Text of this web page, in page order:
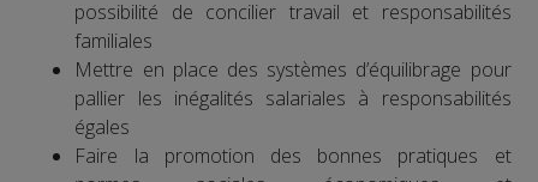
possibilité de concilier travail et responsabilités
familiales
Mettre en place des systèmes d’équilibrage pour
pallier les inégalités salariales à responsabilités
égales
Faire la promotion des bonnes pratiques et